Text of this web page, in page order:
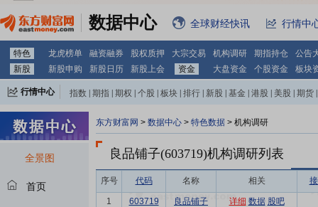
数据中心 全球财经快讯 行情中
特色 龙虎榜单 融资融券 股权质押 大宗交易 机构调研 期指持仓
公告
新股
新股申购 新股日历 新股上会 资金 大盘资金 个股资金 板块
行情中心 指数 期指 期权 个股 板块 排行 新股 基金 港股 美股 期货
全景图
首页
东方财富网 > 数据中心 > 特色数据 > 机构调研
良品铺子(603719)机构调研列表
序号 代码 名称 相关
1 603719 良品铺子 详细 数据 股吧